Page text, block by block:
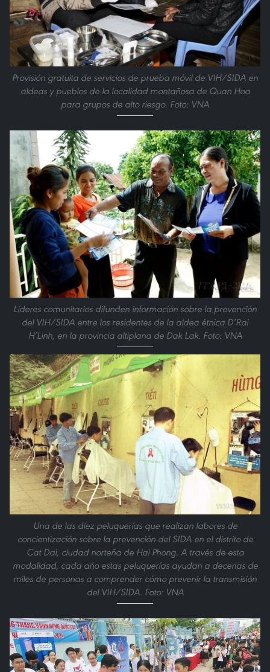
Provisión gratuita de servicios de prueba móvil de VIH/SIDA en
aldeas y pueblos de la localidad montañosa de Quan Hoa
para grupos de alto riesgo. Foto: VNA
Líderes comunitarios difunden información sobre la prevención
del VIH/SIDA entre los residentes de la aldea étnica D’Rai
H’Linh, en la provincia altiplana de Dak Lak. Foto: VNA
Una de las diez peluquerías que realizan labores de
concientización sobre la prevención del SIDA en el distrito de
Cat Dai, ciudad norteña de Hai Phong. A través de esta
modalidad, cada año estas peluquerías ayudan a decenas de
miles de personas a comprender cómo prevenir la transmisión
del VIH/SIDA. Foto: VNA